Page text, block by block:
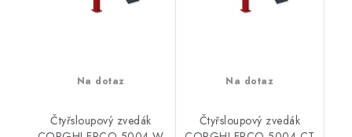
Na dotaz
Čtyřsloupový zvedák
Na dotaz
Čtyřsloupový zvedák